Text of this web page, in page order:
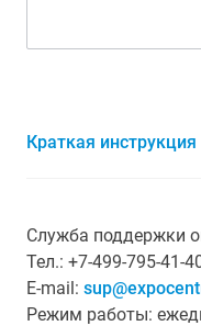
Краткая
Служба поддержки
Тел.: +7-499-795-41-
E-mail:
Режим работы: